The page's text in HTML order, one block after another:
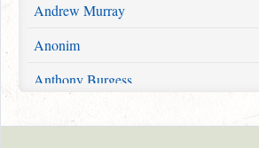
Andrew Murray
Anonim
Anthony Burgess